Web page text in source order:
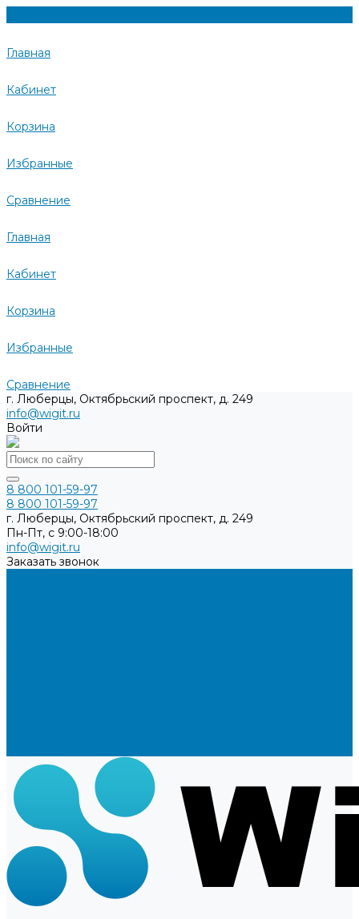
Главная
Кабинет
Корзина
Избранные
Сравнение
Главная
Кабинет
Корзина
Избранные
Сравнение
г. Люберцы, Октябрьский проспект, д. 249
info@wigit.ru
Войти
8 800 101-59-97
8 800 101-59-97
г. Люберцы, Октябрьский проспект, д. 249
Пн-Пт, с 9:00-18:00
info@wigit.ru
Заказать звонок